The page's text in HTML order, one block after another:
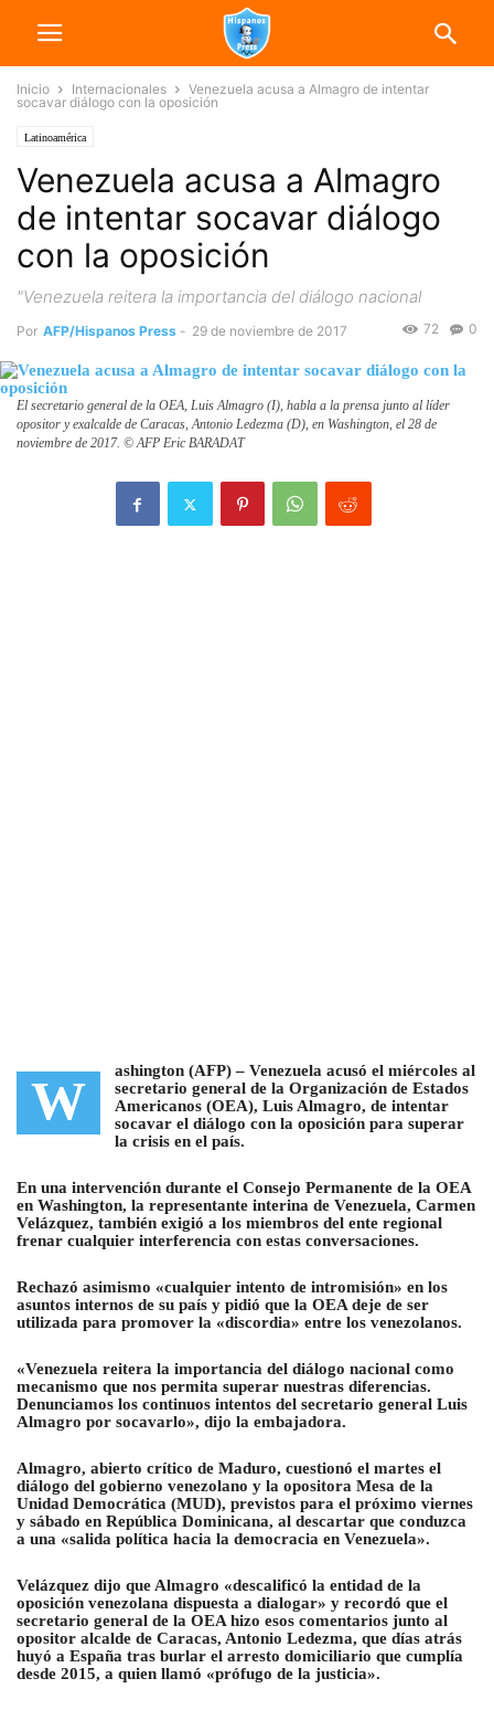
Inicio Internacionales
Venezuela acusa a Almagro de intentar
socavar diálogo con la oposición
Latinoamérica
Venezuela acusa a Almagro
de intentar socavar diálogo
con la oposición
"Venezuela reitera la importancia del diálogo nacional
Por AFP/Hispanos Press - 29 de noviembre de 2017 0
72
El secretario general de la OEA, Luis Almagro (I), habla a la prensa junto al líder
opositor y exalcalde de Caracas, Antonio Ledezma (D), en Washington, el 28 de
noviembre de 2017. © AFP Eric BARADAT
W ashington (AFP) – Venezuela acusó el miércoles al
secretario general de la Organización de Estados
Americanos (OEA), Luis Almagro, de intentar
socavar el diálogo con la oposición para superar
la crisis en el país.
En una intervención durante el Consejo Permanente de la OEA
en Washington, la representante interina de Venezuela, Carmen
Velázquez, también exigió a los miembros del ente regional
frenar cualquier interferencia con estas conversaciones.
Rechazó asimismo «cualquier intento de intromisión» en los
asuntos internos de su país y pidió que la OEA deje de ser
utilizada para promover la «discordia» entre los venezolanos.
«Venezuela reitera la importancia del diálogo nacional como
mecanismo que nos permita superar nuestras diferencias.
Denunciamos los continuos intentos del secretario general Luis
Almagro por socavarlo», dijo la embajadora.
Almagro, abierto crítico de Maduro, cuestionó el martes el
diálogo del gobierno venezolano y la opositora Mesa de la
Unidad Democrática (MUD), previstos para el próximo viernes
y sábado en República Dominicana, al descartar que conduzca
a una «salida política hacia la democracia en Venezuela».
Velázquez dijo que Almagro «descalificó la entidad de la
oposición venezolana dispuesta a dialogar» y recordó que el
secretario general de la OEA hizo esos comentarios junto al
opositor alcalde de Caracas, Antonio Ledezma, que días atrás
huyó a España tras burlar el arresto domiciliario que cumplía
desde 2015, a quien llamó «prófugo de la justicia».